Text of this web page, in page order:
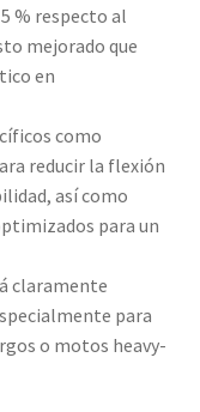
% respecto al
mejorado que
en
como
reducir la flexión
así como
para un
claramente
para
o motos heavy-